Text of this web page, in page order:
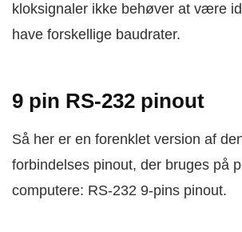
kloksignaler ikke behøver at være
have forskellige baudrater.
9 pin RS-232 pinout
Så her er en forenklet version af
forbindelses pinout, der bruges på
computere: RS-232 9-pins pinout.